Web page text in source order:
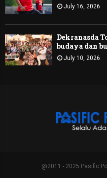
July 16, 2026
Dekranasda
budaya dan
July 10, 2026
@2011 - 2025 Pasific